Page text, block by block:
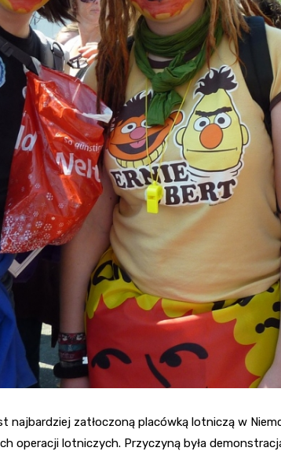
najbardziej zatłoczoną placówką lotniczą w
operacji lotniczych. Przyczyną była